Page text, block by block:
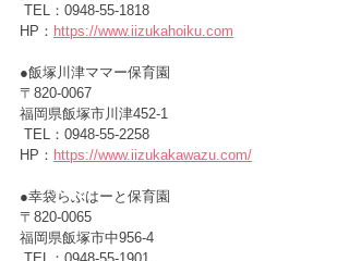
TEL：0948-55-1818
HP： https://www.iizukahoiku.com
●飯塚川津ママー保育園
〒820-0067
福岡県飯塚市川津452-1
TEL：0948-55-2258
HP： https://www.iizukakawazu.com/
●幸袋らぶはーと保育園
〒820-0065
福岡県飯塚市中956-4